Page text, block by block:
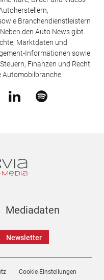
Branchendienstleistern
den Auto News gibt
Marktdaten und
Informationen sowie
Finanzen und Recht.
Automobilbranche.
Mediadaten
Newsletter
Cookie-Einstellungen